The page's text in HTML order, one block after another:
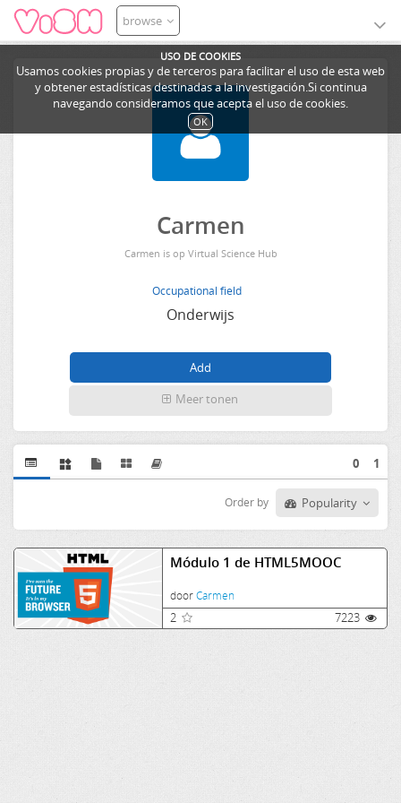
USO DE COOKIES
Usamos cookies propias y de terceros para facilitar el uso de esta web
y obtener estadísticas destinadas a la investigación.Si continua
navegando consideramos que acepta el uso de cookies.
OK
browse
Carmen
Carmen is op Virtual Science Hub
Occupational field
Onderwijs
Meer tonen
1
0
Order by Popularity
Módulo 1 de HTML5MOOC
doorCarmen
2 7223